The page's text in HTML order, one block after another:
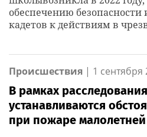
обеспечению безопасности
кадетов к действиям в
Происшествия | 1 сентября
В рамках
устанавливаются
при пожаре малолетней